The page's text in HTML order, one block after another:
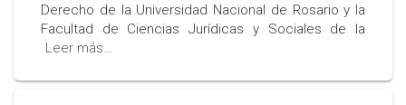
Derecho de la Universidad Nacional de Rosario y la
Facultad de Ciencias Jurídicas y Sociales de la
Leer más…